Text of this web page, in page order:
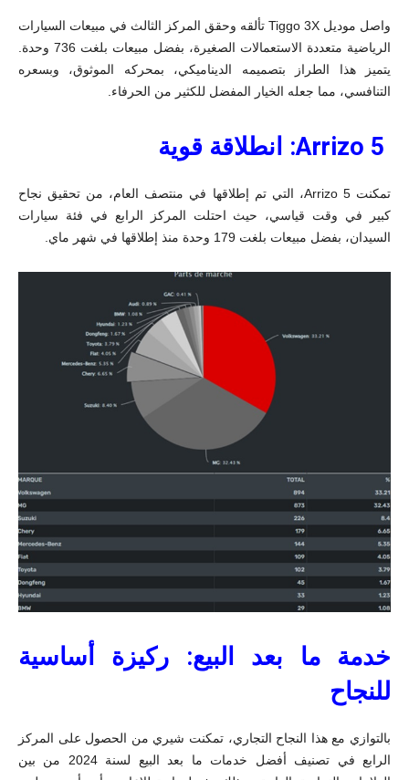
واصل موديل Tiggo 3X تألقه وحقق المركز الثالث في مبيعات السيارات
الرياضية متعددة الاستعمالات الصغيرة، بفضل مبيعات بلغت 736 وحدة.
يتميز هذا الطراز بتصميمه الديناميكي، بمحركه الموثوق، وبسعره
التنافسي، مما جعله الخيار المفضل للكثير من الحرفاء.
تمكنت Arrizo 5، التي تم إطلاقها في منتصف العام، من تحقيق نجاح
كبير في وقت قياسي، حيث احتلت المركز الرابع في فئة سيارات
السيدان، بفضل مبيعات بلغت 179 وحدة منذ إطلاقها في شهر ماي.
خدمة ما بعد البيع: ركيزة أساسية
للنجاح
بالتوازي مع هذا النجاح التجاري، تمكنت شيري من الحصول على المركز
الرابع في تصنيف أفضل خدمات ما بعد البيع لسنة 2024 من بين